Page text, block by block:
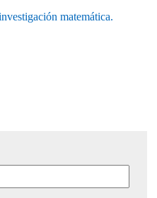
matemática.